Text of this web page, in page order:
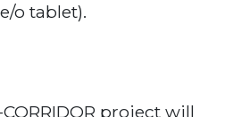
o tablet).
project will